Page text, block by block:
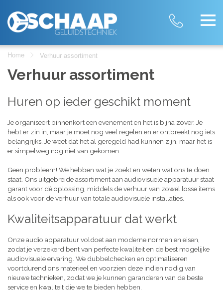
Home Verhuur assortiment
Verhuur assortiment
Huren op ieder geschikt moment
Je organiseert binnenkort een evenement en het is bijna zover. Je
hebt er zin in, maar je moet nog veel regelen en er ontbreekt nog iets
belangrijks. Je weet dat het al geregeld had kunnen zijn, maar het is
er simpelweg nog niet van gekomen..
Geen probleem! We hebben wat je zoekt en weten wat ons te doen
staat. Ons uitgebreide assortiment aan audiovisuele apparatuur staat
garant voor dé oplossing, middels de verhuur van zowel losse items
als ook voor de verhuur van totale audiovisuele installaties.
Kwaliteitsapparatuur dat werkt
Onze audio apparatuur voldoet aan moderne normen en eisen,
zodat je verzekerd bent van perfecte kwaliteit en de best mogelijke
audiovisuele ervaring. We dubbelchecken en optimaliseren
voortdurend ons materieel en voorzien deze indien nodig van
nieuwe technieken, zodat we je kunnen garanderen van de beste
service en kwaliteit die we te bieden hebben.